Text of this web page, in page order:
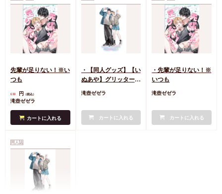
先輩が足りない！※い
つも
638 円 （税込）
滝壺ゼゼラ
カートに入れる
・【同人グッズ】【い
ぬあや】グリッターア
クリルスタンド
滝壺ゼゼラ
カートに入れる
・先輩が足りない！※
いつも
滝壺ゼゼラ
カートに入れる
同人誌